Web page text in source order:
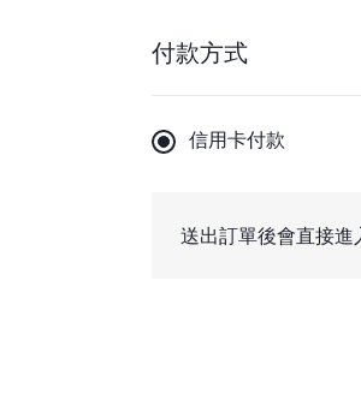
付款方式
信用卡付款
送出訂單後會直接